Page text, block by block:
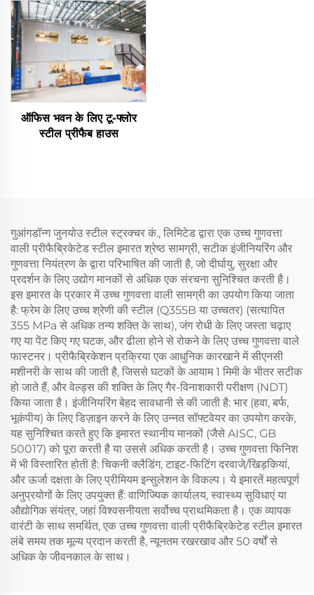
ऑफिस भवन के लिए टू-फ्लोर
स्टील प्रीफैब हाउस
गुआंगडॉन्ग जुनयोउ स्टील स्ट्रक्चर कं., लिमिटेड द्वारा एक उच्च गुणवत्ता
वाली प्रीफैब्रिकेटेड स्टील इमारत श्रेष्ठ सामग्री, सटीक इंजीनियरिंग और
गुणवत्ता नियंत्रण के द्वारा परिभाषित की जाती है, जो दीर्घायु, सुरक्षा और
प्रदर्शन के लिए उद्योग मानकों से अधिक एक संरचना सुनिश्चित करती है।
इस इमारत के प्रकार में उच्च गुणवत्ता वाली सामग्री का उपयोग किया जाता
है: फ्रेम के लिए उच्च श्रेणी की स्टील (Q355B या उच्चतर) (सत्यापित
355 MPa से अधिक तन्य शक्ति के साथ), जंग रोधी के लिए जस्ता चढ़ाए
गए या पेंट किए गए घटक, और ढीला होने से रोकने के लिए उच्च गुणवत्ता वाले
फास्टनर। प्रीफैब्रिकेशन प्रक्रिया एक आधुनिक कारखाने में सीएनसी
मशीनरी के साथ की जाती है, जिससे घटकों के आयाम 1 मिमी के भीतर सटीक
हो जाते हैं, और वेल्ड्स की शक्ति के लिए गैर-विनाशकारी परीक्षण (NDT)
किया जाता है। इंजीनियरिंग बेहद सावधानी से की जाती है: भार (हवा, बर्फ,
भूकंपीय) के लिए डिज़ाइन करने के लिए उन्नत सॉफ्टवेयर का उपयोग करके,
यह सुनिश्चित करते हुए कि इमारत स्थानीय मानकों (जैसे AISC, GB
50017) को पूरा करती है या उससे अधिक करती है। उच्च गुणवत्ता फिनिश
में भी विस्तारित होती है: चिकनी क्लैडिंग, टाइट-फिटिंग दरवाजे/खिड़कियां,
और ऊर्जा दक्षता के लिए प्रीमियम इन्सुलेशन के विकल्प। ये इमारतें महत्वपूर्ण
अनुप्रयोगों के लिए उपयुक्त हैं: वाणिज्यिक कार्यालय, स्वास्थ्य सुविधाएं या
औद्योगिक संयंत्र, जहां विश्वसनीयता सर्वोच्च प्राथमिकता है। एक व्यापक
वारंटी के साथ समर्थित, एक उच्च गुणवत्ता वाली प्रीफैब्रिकेटेड स्टील इमारत
लंबे समय तक मूल्य प्रदान करती है, न्यूनतम रखरखाव और 50 वर्षों से
अधिक के जीवनकाल के साथ।